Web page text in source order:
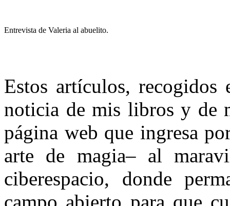
Entrevista de Valeria al abuelito.
Estos artículos,
noticia de mis libros y de
página web que ingresa
arte de magia– al
ciberespacio, donde
campo abierto para que